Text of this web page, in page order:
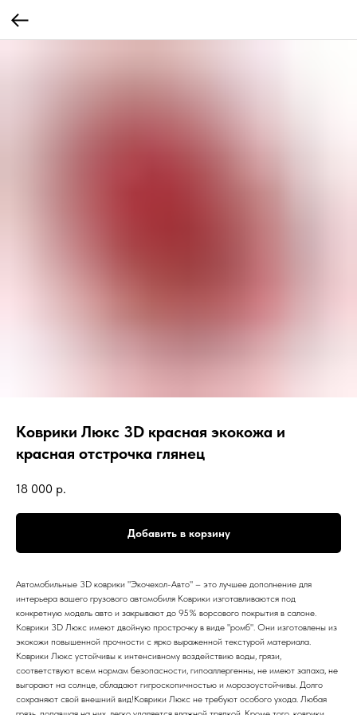
Коврики Люкс 3D красная экокожа и
красная отстрочка глянец
18 000 р.
Добавить в корзину
Автомобильные 3D коврики "Экочехол-Авто" – это лучшее дополнение для
интерьера вашего грузового автомобиля Коврики изготавливаются под
конкретную модель авто и закрывают до 95% ворсового покрытия в салоне.
Коврики 3D Люкс имеют двойную прострочку в виде "ромб". Они изготовлены из
экокожи повышенной прочности с ярко выраженной текстурой материала.
Коврики Люкс устойчивы к интенсивному воздействию воды, грязи,
соответствуют всем нормам безопасности, гипоаллергенны, не имеют запаха, не
выгорают на солнце, обладают гигроскопичностью и морозоустойчивы. Долго
сохраняют свой внешний вид!Коврики Люкс не требуют особого ухода. Любая